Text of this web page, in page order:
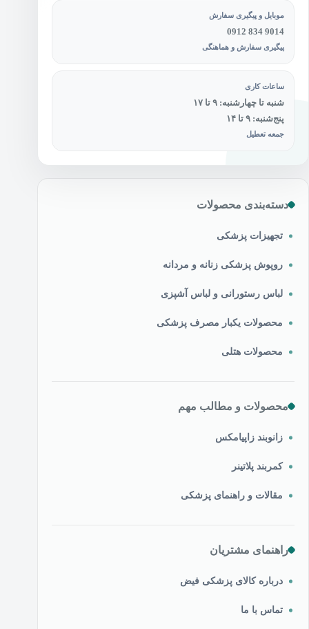
موبایل و پیگیری سفارش
0912 834 9014
پیگیری سفارش و هماهنگی
ساعات کاری
شنبه تا چهارشنبه: ۹ تا ۱۷
پنج‌شنبه: ۹ تا ۱۴
جمعه تعطیل
دسته‌بندی محصولات
تجهیزات پزشکی
روپوش پزشکی زنانه و مردانه
لباس رستورانی و لباس آشپزی
محصولات یکبار مصرف پزشکی
محصولات هتلی
محصولات و مطالب مهم
زانوبند زاپیامکس
کمربند پلاتینر
مقالات و راهنمای پزشکی
راهنمای مشتریان
درباره کالای پزشکی فیض
تماس با ما